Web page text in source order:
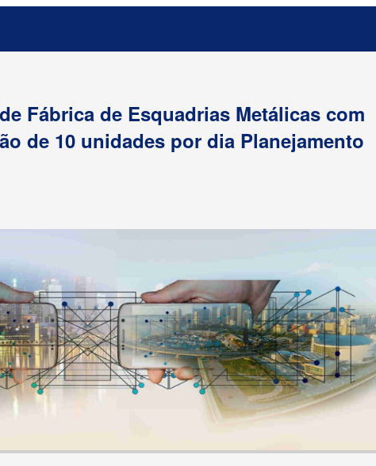
Fábrica de Esquadrias Metálicas com
de 10 unidades por dia Planejamento